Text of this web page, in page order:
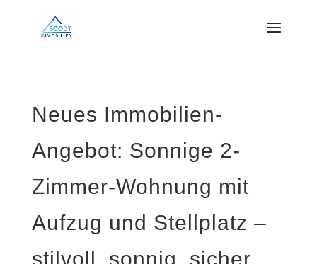
Neues Immobilien-
Angebot: Sonnige 2-
Zimmer-Wohnung mit
Aufzug und Stellplatz –
stilvoll, sonnig, sicher